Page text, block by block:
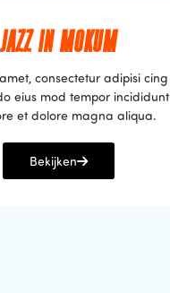
JAZZ IN MOKUM
consectetur adipisi cing
eius mod tempor incididunt
et dolore magna aliqua.
Bekijken